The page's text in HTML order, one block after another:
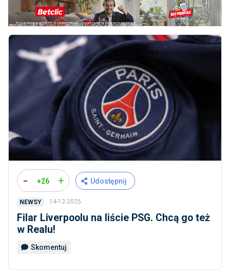
- +26 + Udostępnij
NEWSY 14-12-2025
Filar Liverpoolu na liście PSG. Chcą go też
w Realu!
Skomentuj